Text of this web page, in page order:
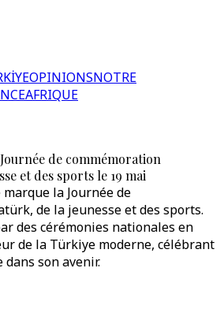
OPINIONSNOTRE
AFRIQUE
de commémoration
et des sports le 19 mai
la Journée de
de la jeunesse et des sports.
des cérémonies nationales en
de la Türkiye moderne, célébrant
son avenir.